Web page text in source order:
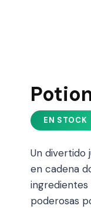
Un divertido
en cadena
poderosas